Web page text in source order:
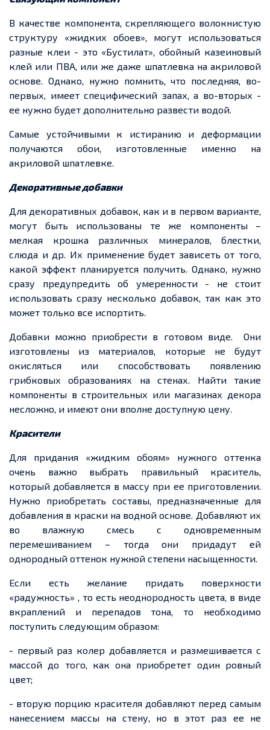
В качестве компонента, скрепляющего волокнистую
структуру «жидких обоев», могут использоваться
разные клеи - это «Бустилат», обойный казеиновый
клей или ПВА, или же даже шпатлевка на акриловой
основе. Однако, нужно помнить, что последняя, во-
первых, имеет специфический запах, а во-вторых -
ее нужно будет дополнительно развести водой.
Самые устойчивыми к истиранию и деформации
получаются обои, изготовленные именно на
акриловой шпатлевке.
Декоративные добавки
Для декоративных добавок, как и в первом варианте,
могут быть использованы те же компоненты –
мелкая крошка различных минералов, блестки,
слюда и др. Их применение будет зависеть от того,
какой эффект планируется получить. Однако, нужно
сразу предупредить об умеренности - не стоит
использовать сразу несколько добавок, так как это
может только все испортить.
Добавки можно приобрести в готовом виде.
Они
изготовлены из материалов, которые не будут
окисляться или способствовать появлению
грибковыхобразованиях на стенах. Найти такие
компоненты в строительных или магазинах декора
несложно, и имеют они вполне доступную цену.
Красители
Для придания «жидким обоям» нужного оттенка
очень важно выбрать правильный краситель,
который добавляется в массу при ее приготовлении.
Нужно приобретать составы, предназначенные для
добавления в краски на водной основе. Добавляют их
во влажную смесь с одновременным
перемешиванием – тогда они придадут ей
однородный оттенок нужной степени насыщенности.
Если есть желание придать поверхности
«радужность» , то есть неоднородность цвета, в виде
вкраплений и перепадов тона, то необходимо
поступить следующим образом:
- первый раз колер добавляется и размешивается с
массой до того, как она приобретет один ровный
цвет;
- вторую порцию красителя добавляют перед самым
нанесением массы на стену, но в этот раз ее не